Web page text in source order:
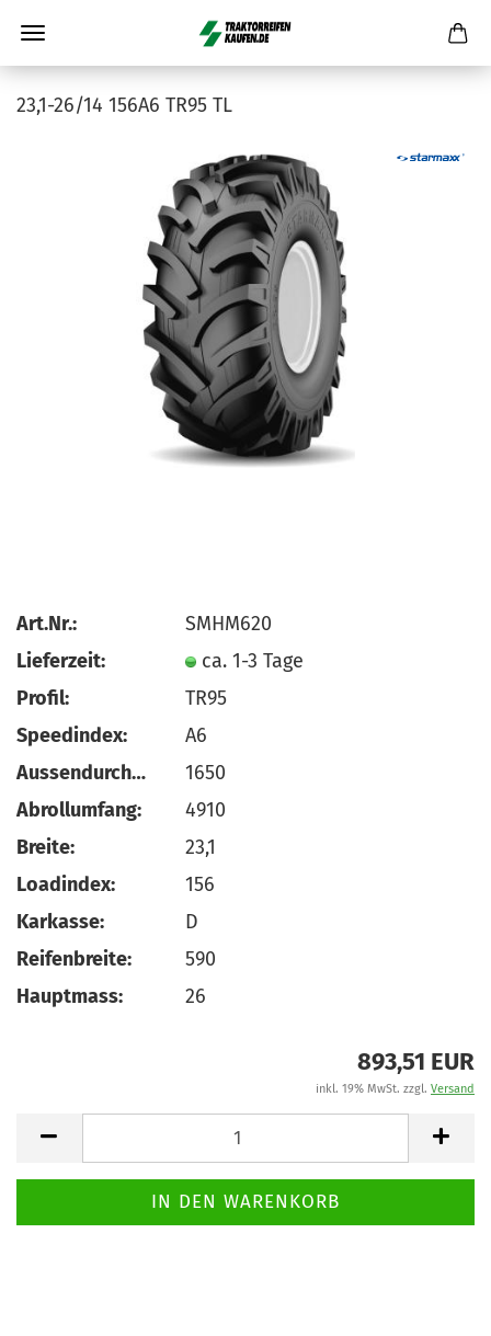
23,1-26/14 156A6 TR95 TL
Art.Nr.:
SMHM620
Lieferzeit:
ca. 1-3 Tage
Profil:
TR95
Speedindex:
A6
Aussendurchmesser:
1650
Abrollumfang:
4910
Breite:
23,1
Loadindex:
156
Karkasse:
D
Reifenbreite:
590
Hauptmass:
26
893,51 EUR
inkl. 19% MwSt. zzgl. Versand